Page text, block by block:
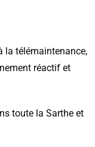
la télémaintenance,
réactif et
toute la Sarthe et